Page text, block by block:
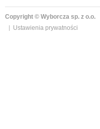
Copyright © Wyborcza sp. z o.o.
Ustawienia prywatności